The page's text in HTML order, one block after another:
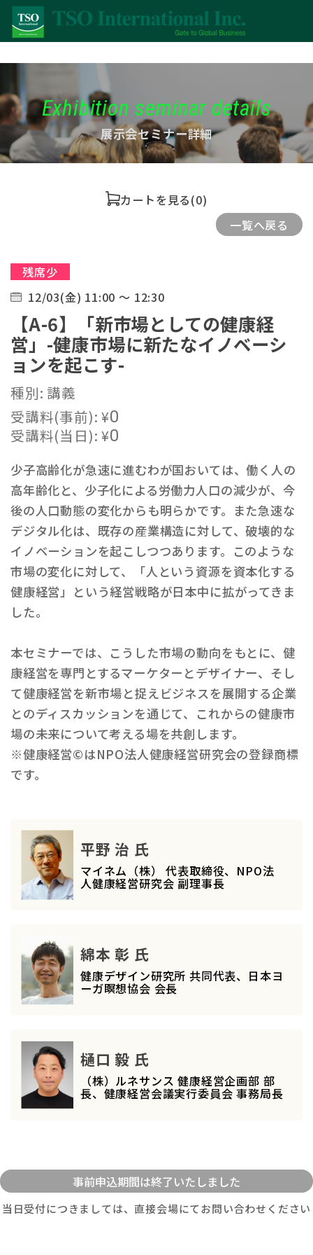
Exhibition seminar details
展示会セミナー詳細
カートを見る(0)
一覧へ戻る
残席少
12/03(金) 11:00 ～ 12:30
【A-6】「新市場としての健康経
営」-健康市場に新たなイノベーシ
ョンを起こす-
種別: 講義
受講料(事前):¥0
受講料(当日):¥0
少子高齢化が急速に進むわが国おいては、働く人の
高年齢化と、少子化による労働力人口の減少が、今
後の人口動態の変化からも明らかです。また急速な
デジタル化は、既存の産業構造に対して、破壊的な
イノベーションを起こしつつあります。このような
市場の変化に対して、「人という資源を資本化する
健康経営」という経営戦略が日本中に拡がってきま
した。
本セミナーでは、こうした市場の動向をもとに、健
康経営を専門とするマーケターとデザイナー、そし
て健康経営を新市場と捉えビジネスを展開する企業
とのディスカッションを通じて、これからの健康市
場の未来について考える場を共創します。
※健康経営©はNPO法人健康経営研究会の登録商標
です。
平野 治 氏
マイネム（株） 代表取締役、NPO法
人健康経営研究会 副理事長
綿本 彰 氏
健康デザイン研究所 共同代表、日本ヨ
ーガ瞑想協会 会長
樋口 毅 氏
（株）ルネサンス 健康経営企画部 部
長、健康経営会議実行委員会 事務局長
当日受付につきましては、直接会場にてお問い合わせください